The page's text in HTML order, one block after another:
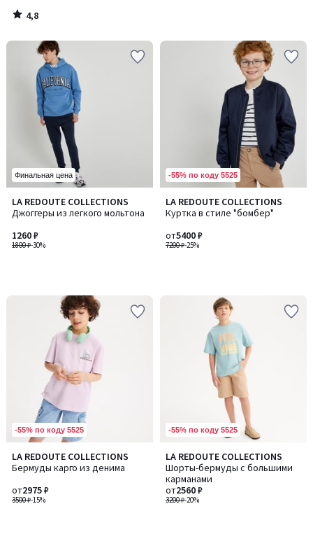
4,8
/
Финальная цена
LA REDOUTE COLLECTIONS
Джоггеры из легкого мольтона
1800 ₽-30%
1260 ₽
-55% по коду 5525
LA REDOUTE COLLECTIONS
Куртка в стиле "бомбер"
7200 ₽-25%
от5400 ₽
-55% по коду 5525
LA REDOUTE COLLECTIONS
Бермуды карго из денима
3500 ₽-15%
от2975 ₽
-55% по коду 5525
LA REDOUTE COLLECTIONS
Шорты-бермуды с большими
карманами
3200 ₽-20%
от2560 ₽